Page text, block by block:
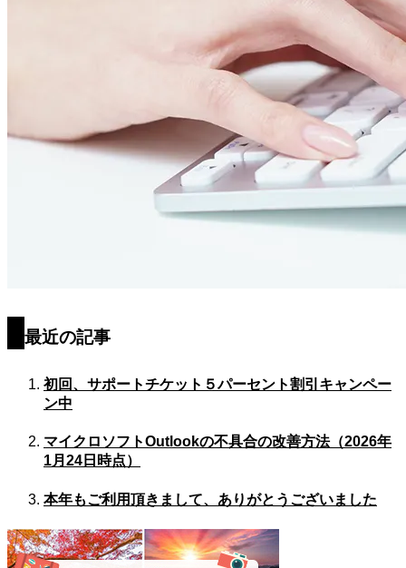
最近の記事
初回、サポートチケット５パーセント割引キャンペー
ン中
マイクロソフトOutlookの不具合の改善方法（2026年
1月24日時点）
本年もご利用頂きまして、ありがとうございました